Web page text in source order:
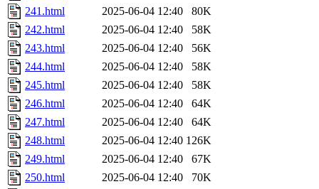
241.html
2025-06-04 12:40
80K
242.html
2025-06-04 12:40
58K
243.html
2025-06-04 12:40
56K
244.html
2025-06-04 12:40
58K
245.html
2025-06-04 12:40
58K
246.html
2025-06-04 12:40
64K
247.html
2025-06-04 12:40
64K
248.html
2025-06-04 12:40 126K
249.html
2025-06-04 12:40
67K
250.html
2025-06-04 12:40
70K